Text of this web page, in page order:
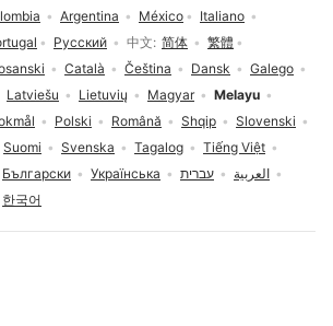
Argentina México
Italiano
Русский 中文 简体
繁體
Català Čeština Dansk
Galego
Latviešu Lietuvių Magyar
Melayu
Polski Română Shqip
Slovenski
Suomi Svenska Tagalog
Tiếng Việt
Български Українська עברית
العربية
한국어